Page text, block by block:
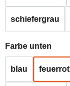
schiefergrau
Farbe unten
blau feuerrot